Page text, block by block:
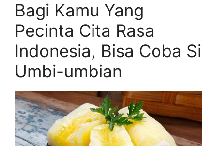
Bagi Kamu Yang
Pecinta Cita Rasa
Indonesia, Bisa Coba Si
Umbi-umbian